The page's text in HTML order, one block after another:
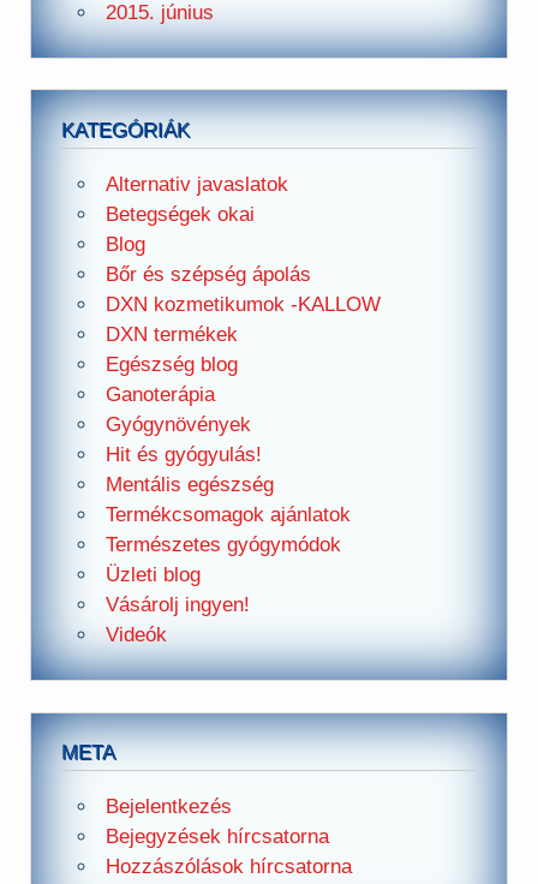
2015. június
KATEGÓRIÁK
Alternativ javaslatok
Betegségek okai
Blog
Bőr és szépség ápolás
DXN kozmetikumok -KALLOW
DXN termékek
Egészség blog
Ganoterápia
Gyógynövények
Hit és gyógyulás!
Mentális egészség
Termékcsomagok ajánlatok
Természetes gyógymódok
Üzleti blog
Vásárolj ingyen!
Videók
META
Bejelentkezés
Bejegyzések hírcsatorna
Hozzászólások hírcsatorna